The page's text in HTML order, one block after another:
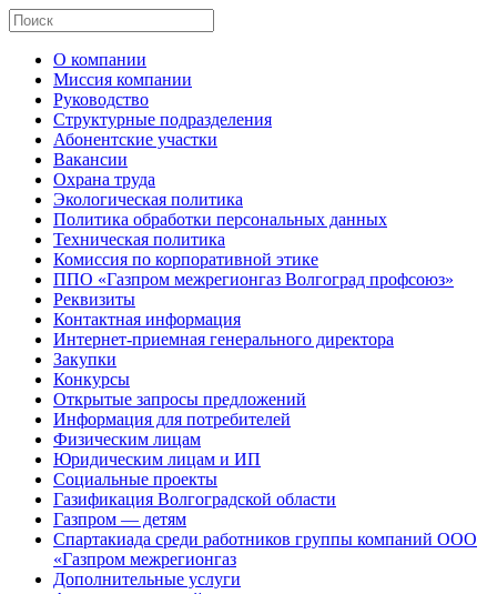
О компании
Миссия компании
Руководство
Структурные подразделения
Абонентские участки
Вакансии
Охрана труда
Экологическая политика
Политика обработки персональных данных
Техническая политика
Комиссия по корпоративной этике
ППО «Газпром межрегионгаз Волгоград профсоюз»
Реквизиты
Контактная информация
Интернет-приемная генерального директора
Закупки
Конкурсы
Открытые запросы предложений
Информация для потребителей
Физическим лицам
Юридическим лицам и ИП
Социальные проекты
Газификация Волгоградской области
Газпром — детям
Спартакиада среди работников группы компаний ООО
«Газпром межрегионгаз
Дополнительные услуги